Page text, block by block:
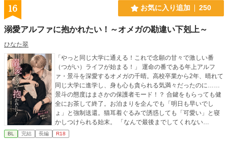
16 お気に入り追加 250
溺愛アルファに抱かれたい！～オメガの勘違い下剋上～
ひなた翠
「やっと同じ大学に通える！これで念願の甘々で激しい番
（つがい）ライフが始まる！」 運命の番である年上アルフ
ァ・景斗を深愛するオメガの千晴。高校卒業から2年、晴れて
同じ大学に進学し、身も心も貪られる気満々だったのに……
景斗の態度はまさかの保護者モード！？ 合鍵をもらっても健
全にお茶して終了。お泊まりを企んでも「明日も早いでし
ょ」と強制送還。猫耳着ぐるみで誘惑しても「可愛い」と寝
かしつけられる始末。 「なんで最後までしてくれない
の！？」 あの手この手で抱かれようと奮闘する千晴だが、景
斗が手を出さないのには”激重な”理由があって――。 抱かれ
BL 完結 長編 R18